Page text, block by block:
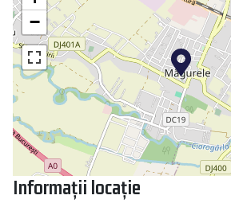
−
Informații locație